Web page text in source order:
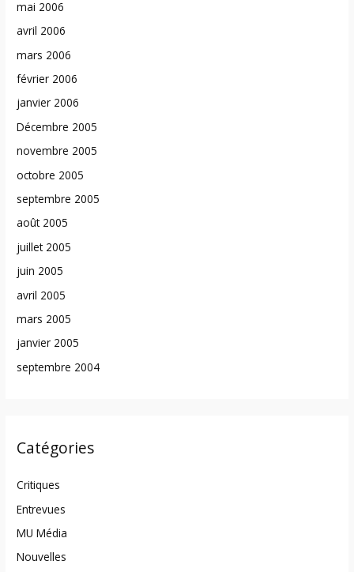
mai 2006
avril 2006
mars 2006
février 2006
janvier 2006
Décembre 2005
novembre 2005
octobre 2005
septembre 2005
août 2005
juillet 2005
juin 2005
avril 2005
mars 2005
janvier 2005
septembre 2004
Catégories
Critiques
Entrevues
MU Média
Nouvelles